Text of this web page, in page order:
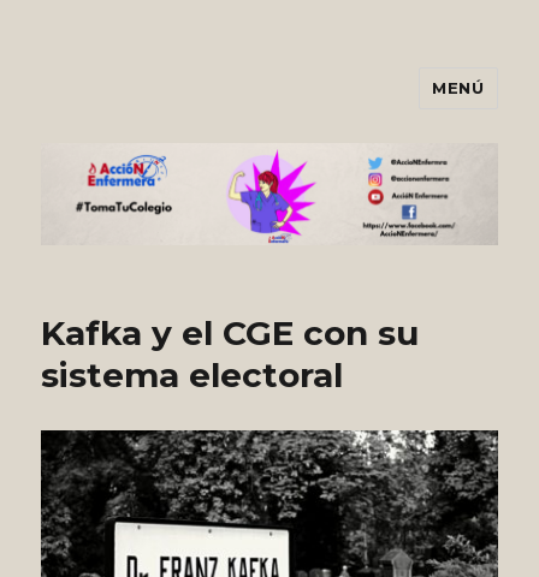
Asociación AccióNEnfermera
MENÚ
Kafka y el CGE con su
sistema electoral